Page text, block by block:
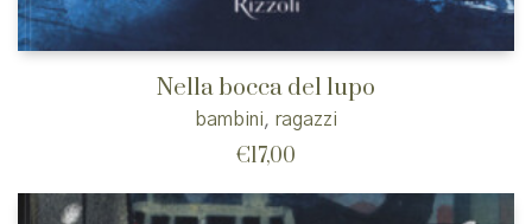
Nella bocca del lupo
bambini, ragazzi
€17,00